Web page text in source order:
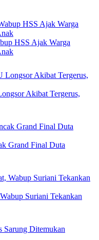
HSS Ajak Warga
Akibat Tergerus,
Grand Final Duta
Suriani Tekankan